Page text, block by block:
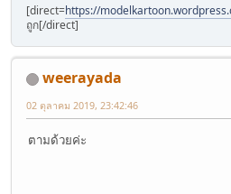
[direct=https://
ถูก[/direct]
weerayada
02 ตุลาคม 2019, 23:42:46
ตามด้วยค่ะ